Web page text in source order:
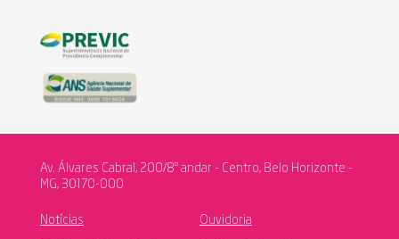
Av. Álvares Cabral, 200/8º andar - Centro, Belo Horizonte -
MG, 30170-000
Notícias Ouvidoria